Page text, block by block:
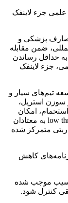
جزء لاینفک
پزشکی و
ضمن مقابله
به حداقل رساندن
جزء لاینفک
تیم‌های سیار و
سوزن استریل،
امکان
خواب شبانه درshelter و مصرف متادون low threshold به معتادان
متمرکز شده
کاهش
موجب شده
کنترل شود.